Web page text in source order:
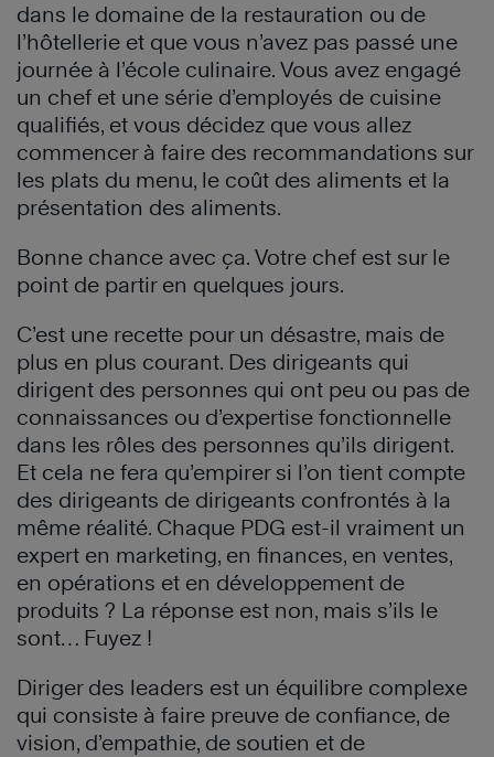
dans le domaine de la restauration ou de
l’hôtellerie et que vous n’avez pas passé une
journée à l’école culinaire. Vous avez engagé
un chef et une série d’employés de cuisine
qualifiés, et vous décidez que vous allez
commencer à faire des recommandations sur
les plats du menu, le coût des aliments et la
présentation des aliments.
Bonne chance avec ça. Votre chef est sur le
point de partir en quelques jours.
C’est une recette pour un désastre, mais de
plus en plus courant. Des dirigeants qui
dirigent des personnes qui ont peu ou pas de
connaissances ou d’expertise fonctionnelle
dans les rôles des personnes qu’ils dirigent.
Et cela ne fera qu’empirer si l’on tient compte
des dirigeants de dirigeants confrontés à la
même réalité. Chaque PDG est-il vraiment un
expert en marketing, en finances, en ventes,
en opérations et en développement de
produits ? La réponse est non, mais s’ils le
sont… Fuyez !
Diriger des leaders est un équilibre complexe
qui consiste à faire preuve de confiance, de
vision, d’empathie, de soutien et de